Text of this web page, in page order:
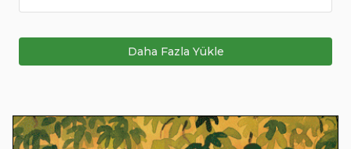
Daha Fazla Yükle